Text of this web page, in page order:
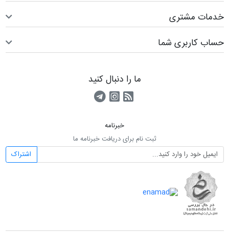
خدمات مشتری
حساب کاربری شما
ما را دنبال کنید
RSSکانال آپارات
کانال تلگرام
خبرنامه
ثبت نام برای دریافت خبرنامه ما
اشتراک